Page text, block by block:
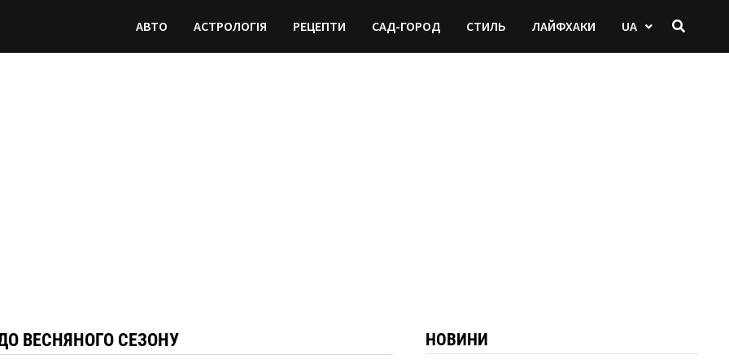
АВТО АСТРОЛОГІЯ РЕЦЕПТИ САД-ГОРОД СТИЛЬ ЛАЙФХАКИ UA
ВЕСНЯНОГО СЕЗОНУ НОВИНИ